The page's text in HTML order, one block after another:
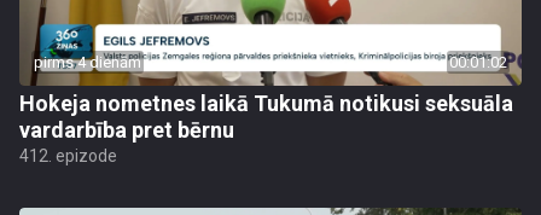
pirms 4 dienām 00:01:02
Hokeja nometnes laikā Tukumā notikusi seksuāla
vardarbība pret bērnu
412. epizode